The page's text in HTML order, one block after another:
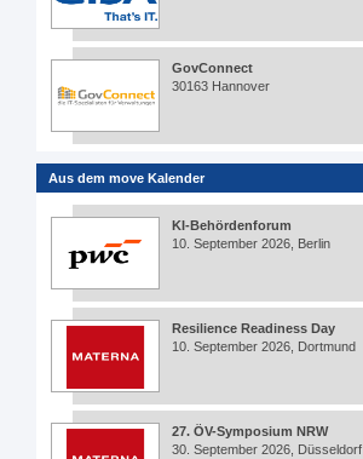
GovConnect
30163 Hannover
Aus dem move Kalender
KI-Behördenforum
10. September 2026, Berlin
Resilience Readiness Day
10. September 2026, Dortmund
27. ÖV-Symposium NRW
30. September 2026, Düsseldorf